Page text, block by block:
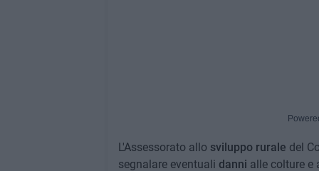
L'Assessorato allo sviluppo rurale del
segnalare eventuali danni alle colture e